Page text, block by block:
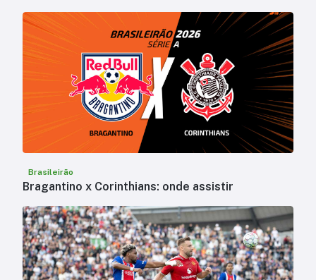
Brasileirão
Bragantino x Corinthians: onde assistir